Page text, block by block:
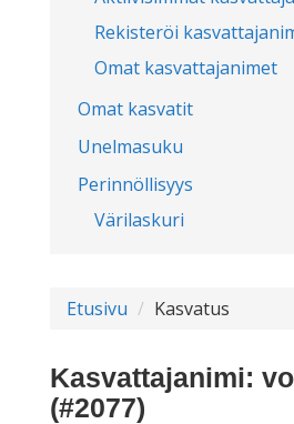
Rekisteröi
Omat kasvattajanimet
Omat kasvatit
Unelmasuku
Perinnöllisyys
Värilaskuri
Etusivu Kasvatus
Kasvattajanimi:
(#2077)